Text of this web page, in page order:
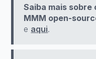
Saiba mais
MMM open-
e aqui.